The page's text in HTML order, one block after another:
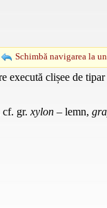
Schimbă navigarea la
execută clișee de
cf. gr. xylon – lemn,